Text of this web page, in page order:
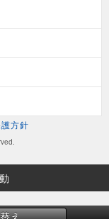
方針